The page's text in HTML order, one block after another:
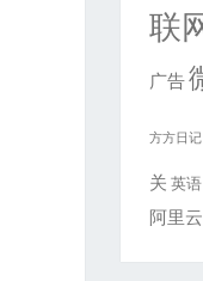
联
广告
方方日记
关 英语
阿里云